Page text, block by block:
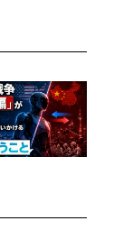
という前
な出版も出
イビトン、
す。ほどな
い合いは無
もあったよ